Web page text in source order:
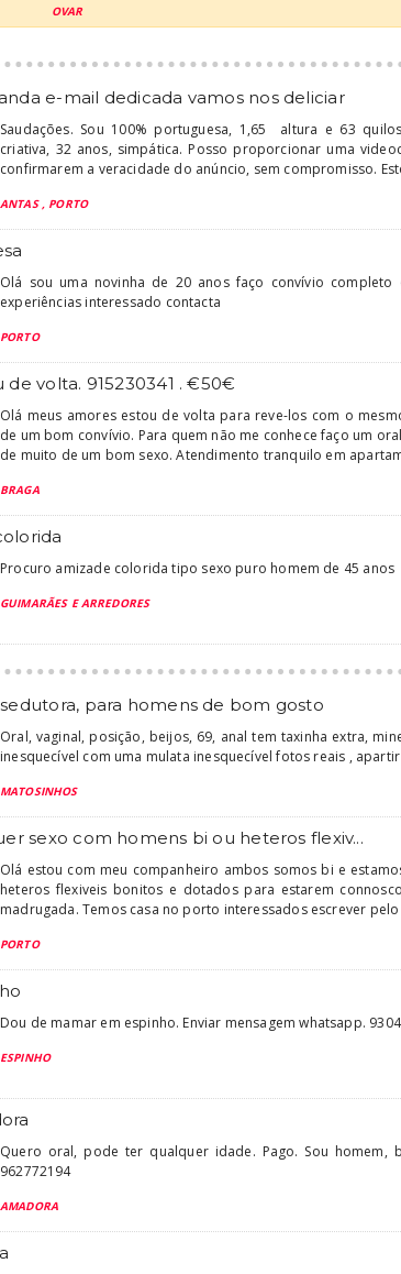
OVAR
e-mail dedicada vamos nos deliciar
Saudações. Sou 100% portuguesa, 1,65 altura e 63
criativa, 32 anos, simpática. Posso proporcionar uma
confirmarem a veracidade do anúncio, sem compromisso.
ANTAS , PORTO
Olá sou uma novinha de 20 anos faço convívio
experiências interessado contacta
PORTO
de volta. 915230341 . €50€
Olá meus amores estou de volta para reve-los com o
de um bom convívio. Para quem não me conhece faço um
de muito de um bom sexo. Atendimento tranquilo em
BRAGA
Procuro amizade colorida tipo sexo puro homem de 45 anos
GUIMARÃES E ARREDORES
sedutora, para homens de bom gosto
Oral, vaginal, posição, beijos, 69, anal tem taxinha extra,
inesquecível com uma mulata inesquecível fotos reais ,
MATOSINHOS
sexo com homens bi ou heteros flexiv...
Olá estou com meu companheiro ambos somos bi e
heteros flexiveis bonitos e dotados para estarem
madrugada. Temos casa no porto interessados escrever pelo
PORTO
Dou de mamar em espinho. Enviar mensagem whatsapp.
ESPINHO
Quero oral, pode ter qualquer idade. Pago. Sou homem,
962772194
AMADORA